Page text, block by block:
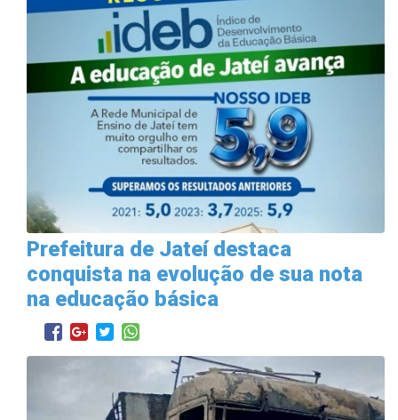
Prefeitura de Jateí destaca
conquista na evolução de sua nota
na educação básica